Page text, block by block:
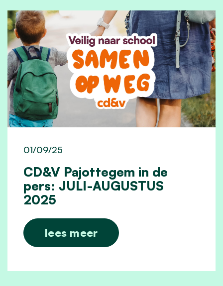
CD&V Pajottegem in de
pers: JULI-AUGUSTUS
2025
01/09/25
lees meer